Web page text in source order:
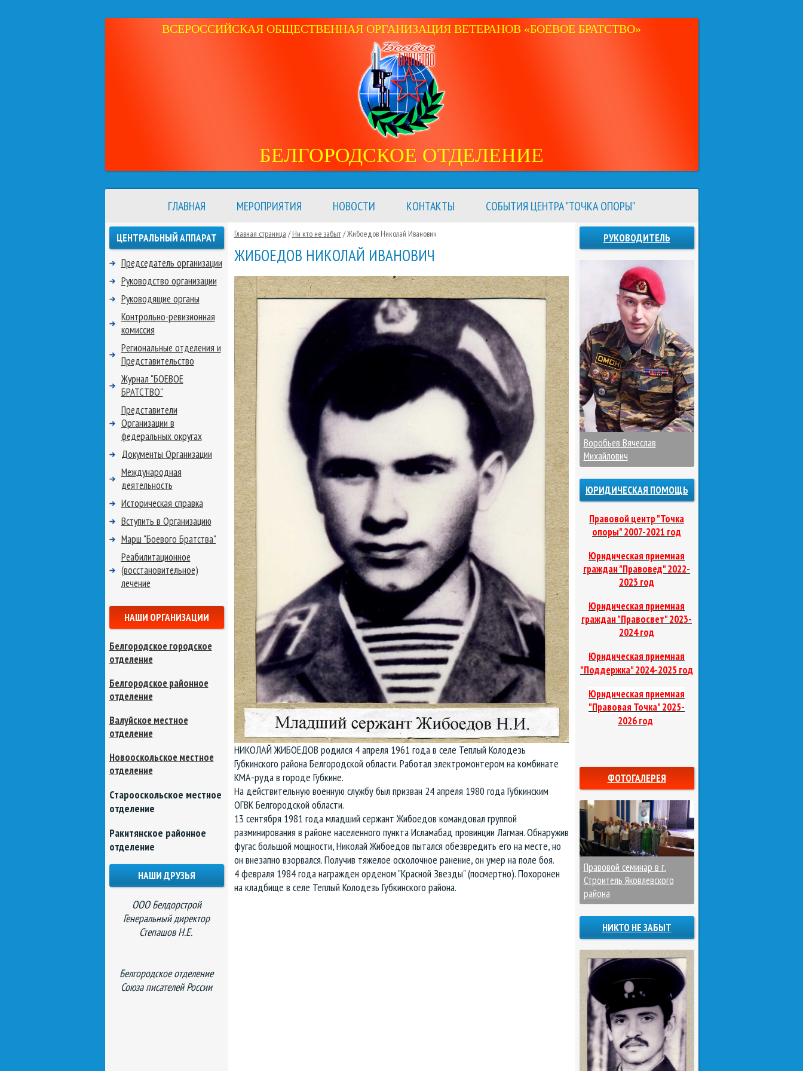
ВСЕРОССИЙСКАЯ ОБЩЕСТВЕННАЯ ОРГАНИЗАЦИЯ ВЕТЕРАНОВ «БОЕВОЕ БРАТСТВО»
БЕЛГОРОДСКОЕ ОТДЕЛЕНИЕ
ГЛАВНАЯ МЕРОПРИЯТИЯ НОВОСТИ КОНТАКТЫ СОБЫТИЯ ЦЕНТРА "ТОЧКА ОПОРЫ"
Главная страница /Ни кто не забыт/Жибоедов Николай Иванович
ЖИБОЕДОВ НИКОЛАЙ ИВАНОВИЧ
НИКОЛАЙ ЖИБОЕДОВ родился 4 апреля 1961 года в селе Теплый Колодезь
Губкинского района Белгородской области. Работал электромонтером на комбинате
КМА-руда в городе Губкине.
На действительную военную службу был призван 24 апреля 1980 года Губкинским
ОГВК Белгородской области.
13 сентября 1981 года младший сержант Жибоедов командовал группой
разминирования в районе населенного пункта Исламабад провинции Лагман. Обнаружив
фугас большой мощности,Николай Жибоедов пытался обезвредить его на месте, но
он внезапно взорвался. Получив тяжелое осколочное ранение, он умер на поле боя.
4 февраля 1984 года награжден орденом "Красной Звезды"(посмертно). Похоронен
на кладбище в селе Теплый Колодезь Губкинского района.
ЦЕНТРАЛЬНЫЙ АППАРАТ
Председатель организации
Руководство организации
Руководящие органы
Контрольно-ревизионная
комиссия
Региональные отделения и
Представительство
Журнал "БОЕВОЕ
БРАТСТВО"
Представители
Организации в
федеральных округах
Документы Организации
Международная
деятельность
Историческая справка
Вступить в Организацию
Марш "Боевого Братства"
Реабилитационное
(восстановительное)
лечение
НАШИ ОРГАНИЗАЦИИ
Белгородское городское
отделение
Белгородское районное
отделение
Валуйское местное
отделение
Новооскольское местное
отделение
Старооскольское местное
отделение
Ракитянское районное
отделение
НАШИ ДРУЗЬЯ
ООО Белдорстрой
Генеральный директор
Степашов Н.Е.
Белгородское отделение
Союза писателей России
РУКОВОДИТЕЛЬ
Воробьев Вячеслав
Михайлович
ЮРИДИЧЕСКАЯ ПОМОЩЬ
Правовой центр "Точка
опоры" 2007-2021 год
Юридическая приемная
граждан "Правовед"2022-
2023 год
Юридическая приемная
граждан "Правосвет"2023-
2024 год
Юридическая приемная
"Поддержка"2024-2025 год
Юридическая приемная
"Правовая Точка"2025-
2026 год
ФОТОГАЛЕРЕЯ
Правовой семинар в г.
Строитель Яковлевского
района
НИКТО НЕ ЗАБЫТ